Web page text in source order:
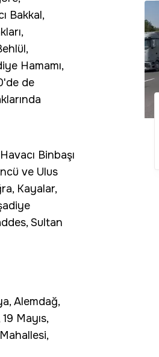
Bakkal,
Hamamı,
de
Binbaşı
ve Ulus
Kayalar,
Sultan
Alemdağ,
Mayıs,